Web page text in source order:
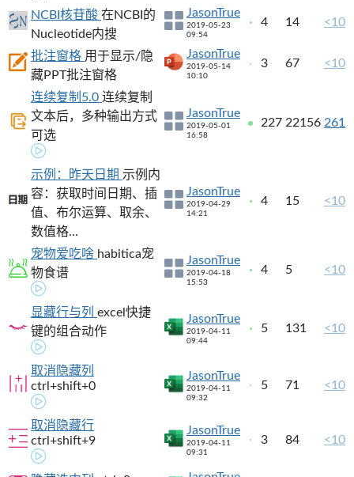
NCBI核苷酸 在NCBI的
Nucleotide内搜
JasonTrue
2019-05-23
09:54
4 14 <10
批注窗格 用于显示/隐
藏PPT批注窗格
JasonTrue
2019-05-14
10:10
3 67 <10
连续复制5.0 连续复制
文本后，多种输出方式
可选
JasonTrue
2019-05-01
16:58
227 22156 261
示例：昨天日期 示例内
容：获取时间日期、插
值、布尔运算、取余、
数值格...
JasonTrue
2019-04-29
14:21
4 15 <10
宠物爱吃啥 habitica宠
物食谱
JasonTrue
2019-04-18
15:53
4 5 <10
显藏行与列 excel快捷
键的组合动作
JasonTrue
2019-04-11
09:44
5 131 <10
取消隐藏列
ctrl+shift+0
JasonTrue
2019-04-11
09:32
5 71 <10
取消隐藏行
ctrl+shift+9
JasonTrue
2019-04-11
09:31
3 84 <10